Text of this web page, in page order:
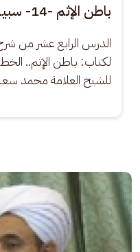
باطن الإثم -14- سبيل جمع كلمة المسلمين
الدرس الرابع عشر من
لكتاب: باطن الإثم..
للشيخ العلامة محمد
الصورة